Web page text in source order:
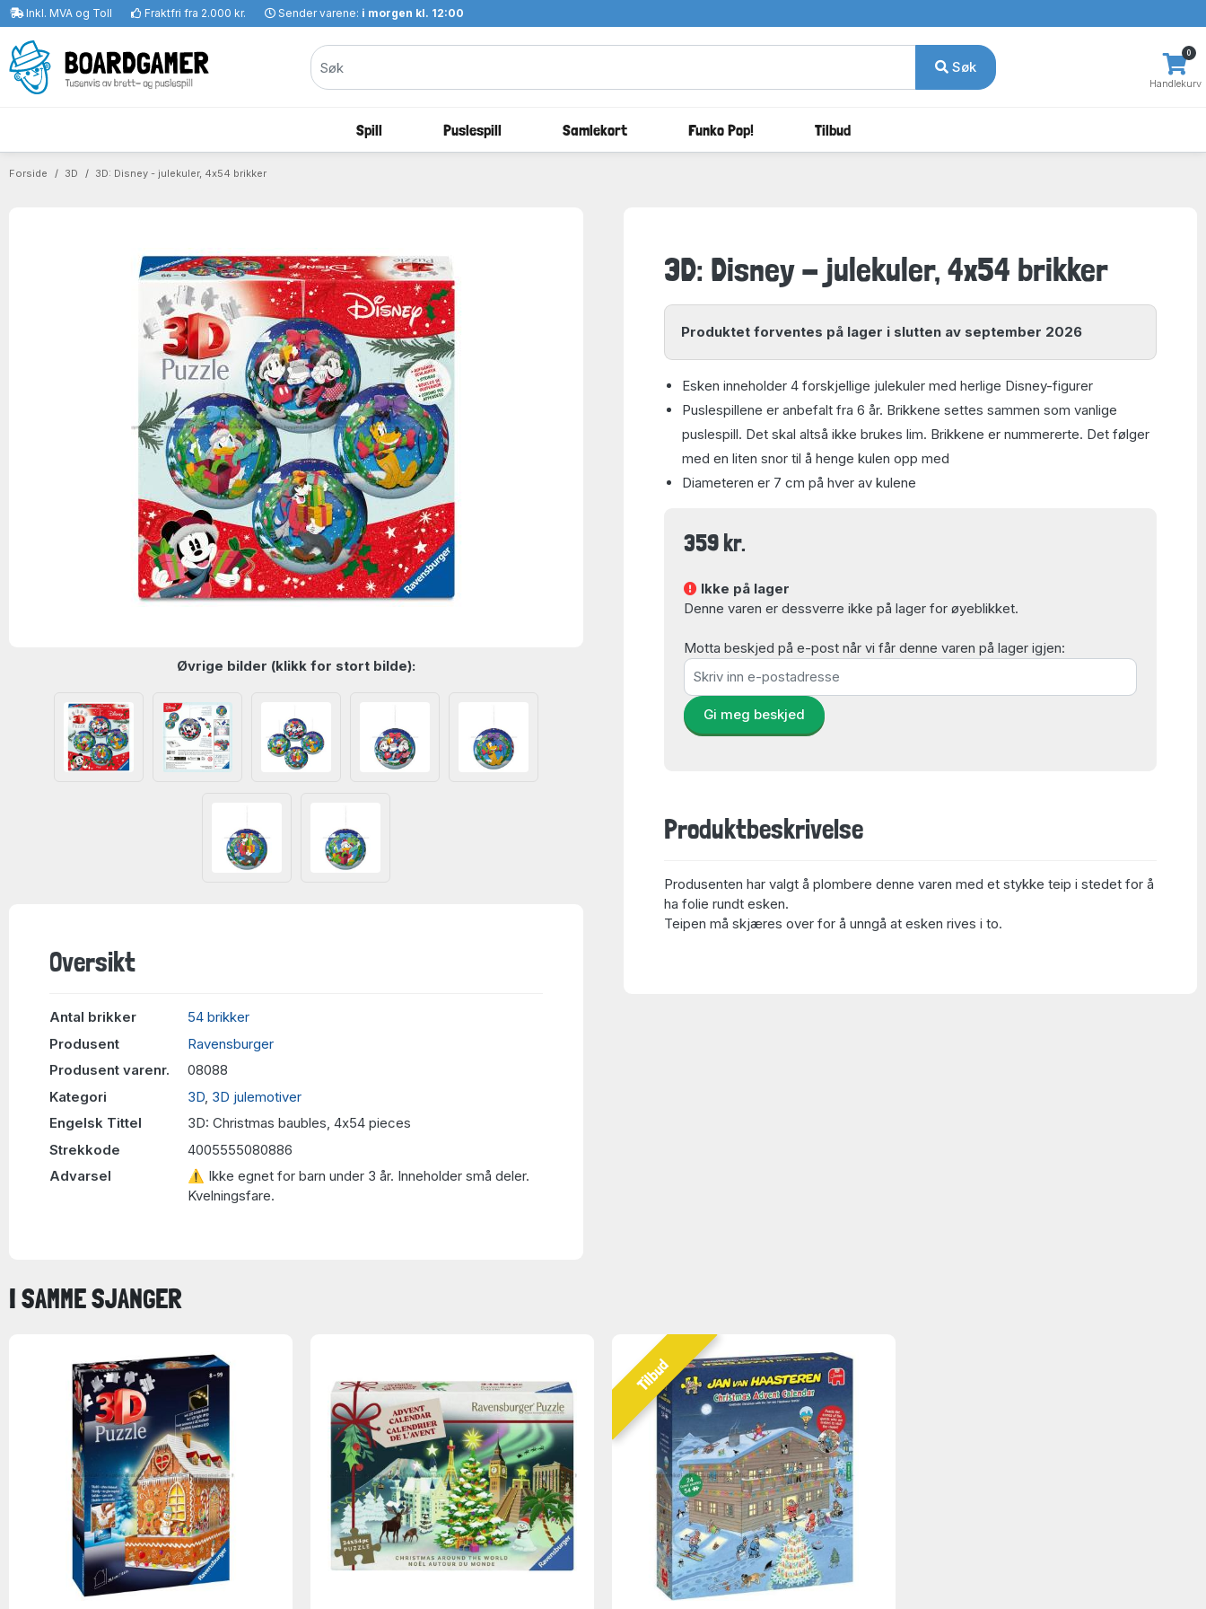
Inkl. MVA og Toll Fraktfri fra 2.000 kr. Sender varene: i morgen kl. 12:00
Søk
Handlekurv
0
Spill Puslespill Samlekort Funko Pop! Tilbud
Forside 3D 3D: Disney - julekuler, 4x54 brikker
Øvrige bilder (klikk for stort bilde):
Oversikt
Antal brikker
54 brikker
Produsent
Ravensburger
Produsent varenr.
08088
Kategori
3D 3D julemotiver
Engelsk Tittel
3D: Christmas baubles, 4x54 pieces
Strekkode
4005555080886
Advarsel
⚠ Ikke egnet for barn under 3 år. Inneholder små deler.
Kvelningsfare.
3D: Disney - julekuler, 4x54 brikker
Produktet forventes på lager i slutten av september 2026
Esken inneholder 4 forskjellige julekuler med herlige Disney-figurer
Puslespillene er anbefalt fra 6 år. Brikkene settes sammen som vanlige
puslespill. Det skal altså ikke brukes lim. Brikkene er nummererte. Det følger
med en liten snor til å henge kulen opp med
Diameteren er 7 cm på hver av kulene
359 kr.
Ikke på lager
Denne varen er dessverre ikke på lager for øyeblikket.
Motta beskjed på e-post når vi får denne varen på lager igjen:
Gi meg beskjed
Produktbeskrivelse
Produsenten har valgt å plombere denne varen med et stykke teip i stedet for å
ha folie rundt esken.
Teipen må skjæres over for å unngå at esken rives i to.
I SAMME SJANGER
Tilbud